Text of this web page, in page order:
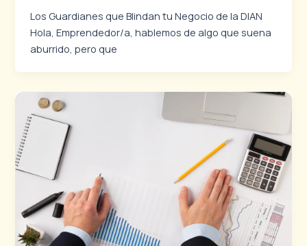
Los Guardianes que Blindan tu Negocio de la DIAN
Hola, Emprendedor/a, hablemos de algo que suena
aburrido, pero que